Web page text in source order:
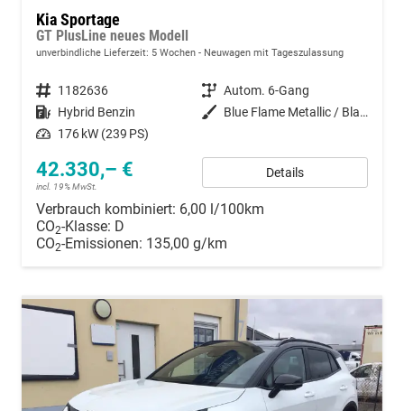
Kia Sportage
GT PlusLine neues Modell
unverbindliche Lieferzeit: 5 Wochen Neuwagen mit Tageszulassung
Fahrzeugnummer 1182636 Getriebe Autom. 6-Gang
Kraftstoff Hybrid Benzin Außenfarbe
Blue Flame Metallic / Black Pearl
Leistung 176 kW (239 PS)
42.330,– €
incl. 19% MwSt.
Details
Verbrauch kombiniert: 6,00 l/100km
CO2-Klasse: D
CO2-Emissionen: 135,00 g/km